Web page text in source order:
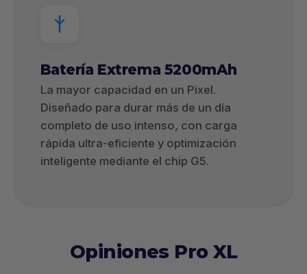
Batería Extrema 5200mAh
La mayor capacidad en un Pixel.
Diseñado para durar más de un día
completo de uso intenso, con carga
rápida ultra-eficiente y optimización
inteligente mediante el chip G5.
Opiniones Pro XL